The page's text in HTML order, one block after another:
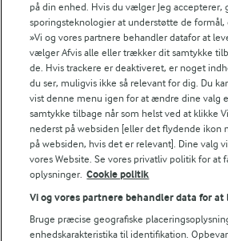
Hvorfor skal der både bruges
bagepulver?
Kan dejen laves i forvejen?
Hvilken slags sukker er bedst til
Hvorfor falder mine cookies
Mit resultat bliver tørt/hårdt –
på din enhed. Hvis du vælger Jeg
sporingsteknologier at understøtte de formål,
»Vi og vores partnere behandler datafor at
vælger Afvis alle eller trækker dit samtykke
de. Hvis trackere er deaktiveret, er noget
du ser, muligvis ikke så relevant for dig. Du
vist denne menu igen for at ændre dine valg
samtykke tilbage når som helst ved at klikke
nederst på websiden [eller det flydende ikon
på websiden, hvis det er relevant]. Dine valg
vores Website. Se vores privatliv politik for at
oplysninger. Cookie politik
Vi og vores partnere behandler data for at
Bruge præcise geografiske
enhedskarakteristika til identifikation.